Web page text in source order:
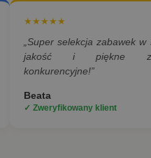
★★★★★
„Super selekcja zabawek w
jakość i piękne
konkurencyjne!”
Beata
✓ Zweryfikowany klient